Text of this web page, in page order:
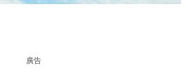
廣告